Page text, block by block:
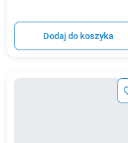
Dodaj do koszyka